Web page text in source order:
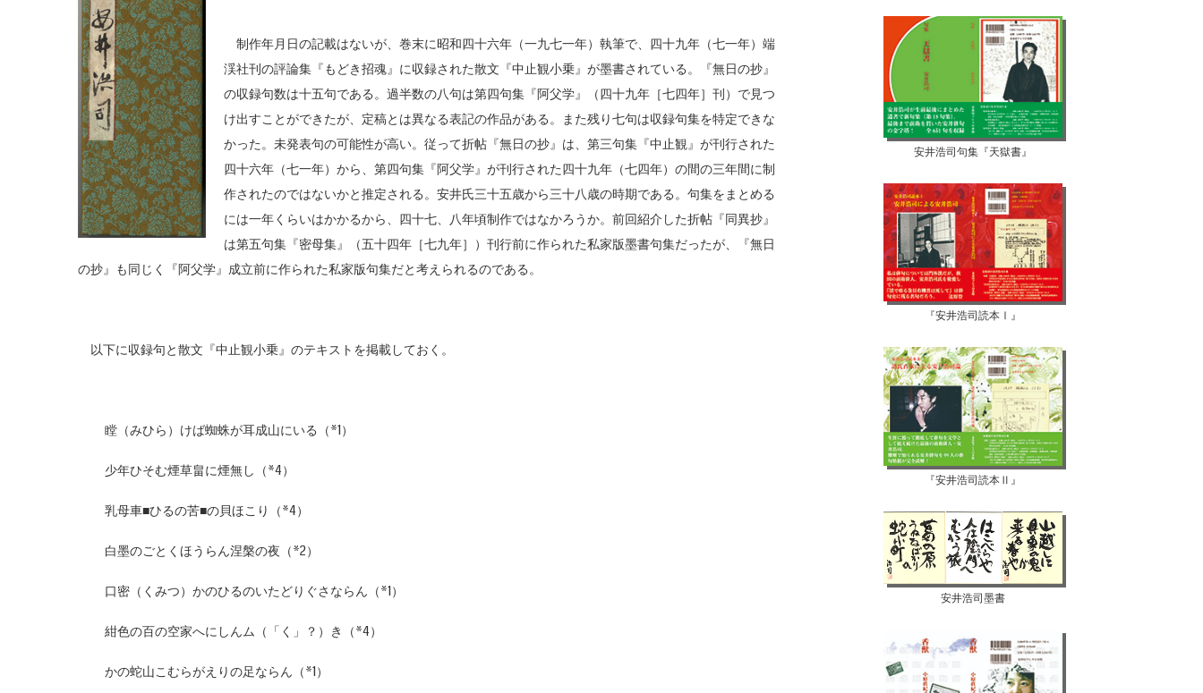
制作年月日の記載はないが、巻末に昭和四十六年（一九七一年）執筆で、四十九年（七一年）端
渓社刊の評論集『もどき招魂』に収録された散文『中止観小乗』が墨書されている。『無日の抄』
の収録句数は十五句である。過半数の八句は第四句集『阿父学』（四十九年［七四年］刊）で見つ
け出すことができたが、定稿とは異なる表記の作品がある。また残り七句は収録句集を特定できな
かった。未発表句の可能性が高い。従って折帖『無日の抄』は、第三句集『中止観』が刊行された
四十六年（七一年）から、第四句集『阿父学』が刊行された四十九年（七四年）の間の三年間に制
作されたのではないかと推定される。安井氏三十五歳から三十八歳の時期である。句集をまとめる
には一年くらいはかかるから、四十七、八年頃制作ではなかろうか。前回紹介した折帖『同異抄』
は第五句集『密母集』（五十四年［七九年］）刊行前に作られた私家版墨書句集だったが、『無日
の抄』も同じく『阿父学』成立前に作られた私家版句集だと考えられるのである。
以下に収録句と散文『中止観小乗』のテキストを掲載しておく。
瞠（みひら）けば蜘蛛が耳成山にいる（*1）
少年ひそむ煙草畠に煙無し（*4）
乳母車■ひるの苦■の貝ほこり（*4）
白墨のごとくほうらん涅槃の夜（*2）
口密（くみつ）かのひるのいたどりぐさならん（*1）
紺色の百の空家へにしんム（「く」？）き（*4）
かの蛇山こむらがえりの足ならん（*1）
安井浩司句集『天獄書』
『安井浩司読本Ⅰ』
『安井浩司読本Ⅱ』
安井浩司墨書